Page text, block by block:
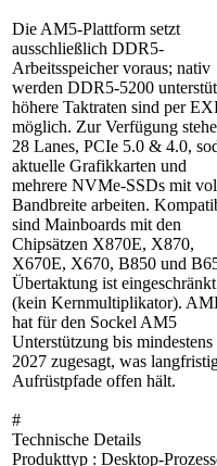
Die AM5-Plattform setzt
ausschließlich DDR5-
Arbeitsspeicher voraus; nativ
werden DDR5-5200
höhere Taktraten sind per
möglich. Zur Verfügung
28 Lanes, PCIe 5.0 & 4.0,
aktuelle Grafikkarten und
mehrere NVMe-SSDs mit
Bandbreite arbeiten.
sind Mainboards mit den
Chipsätzen X870E, X870,
X670E, X670, B850 und
Übertaktung ist eingeschränkt
(kein Kernmultiplikator).
hat für den Sockel AM5
Unterstützung bis mindestens
2027 zugesagt, was
Aufrüstpfade offen hält.
#
Technische Details
Produkttyp : Desktop-